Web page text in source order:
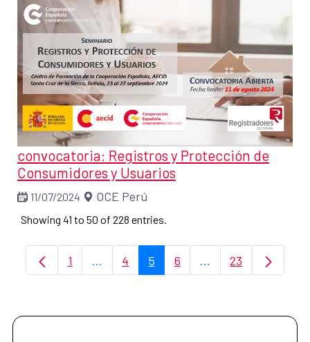
convocatoria: Registros y Protección de
Consumidores y Usuarios
11/07/2024 OCE Perú
Showing 41 to 50 of 228 entries.
Page
1 ...Intermediate Pages Use TAB to
Page
4 Page
5 Page
6 ...Intermediate
Page
23